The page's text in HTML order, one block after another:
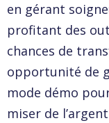
en gérant
profitant des
chances de
opportunité de
mode démo
miser de